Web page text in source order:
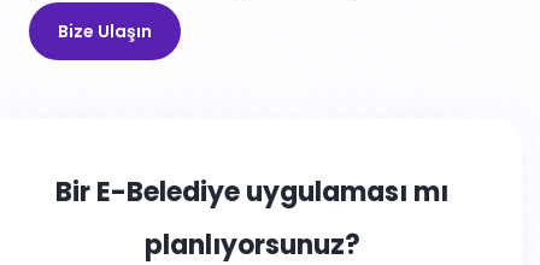
Bize Ulaşın
Bir E-Belediye uygulaması mı
planlıyorsunuz?